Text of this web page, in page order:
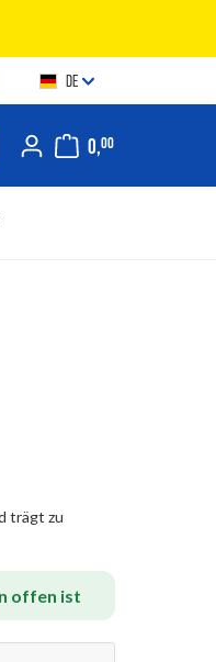
DE
0,00
trägt zu
offen ist